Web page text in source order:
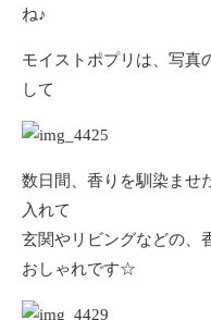
ね♪
モイストポプリは、写真
して
数日間、香りを馴染ませ
入れて
玄関やリビングなどの、
おしゃれです☆